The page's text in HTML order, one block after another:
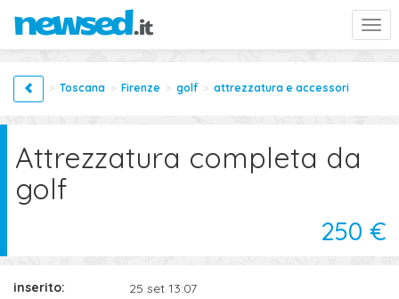
Toscana Firenze golf attrezzatura e accessori
Attrezzatura completa da
golf
250 €
inserito:
25 set 13:07